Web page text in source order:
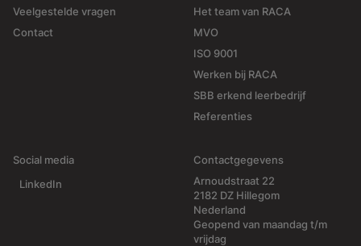
Veelgestelde vragen
Contact
Het team van RACA
MVO
ISO 9001
Werken bij RACA
SBB erkend leerbedrijf
Referenties
Social media
LinkedIn
Contactgegevens
Arnoudstraat 22
2182 DZ Hillegom
Nederland
Geopend van maandag t/m
vrijdag